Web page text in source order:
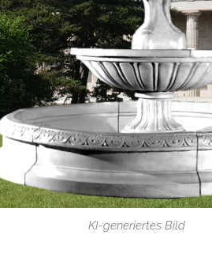
KI-generiertes Bild